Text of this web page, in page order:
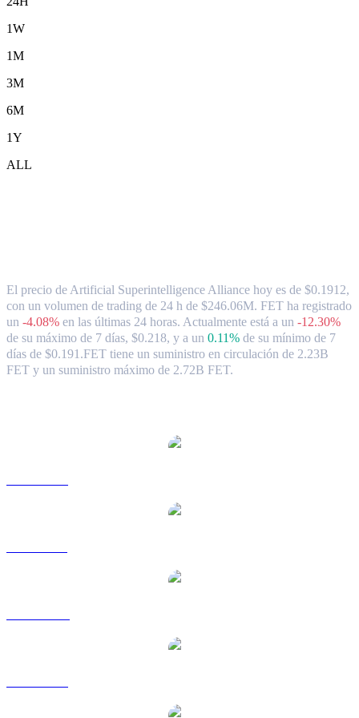
1W
1M
3M
6M
1Y
ALL
El precio de Artificial Superintelligence Alliance hoy es de $0.1912,
con un volumen de trading de 24 h de $246.06M. FET ha registrado
un -4.08% en las últimas 24 horas. Actualmente está a un -12.30%
de su máximo de 7 días, $0.218, y a un 0.11% de su mínimo de 7
días de $0.191.FET tiene un suministro en circulación de 2.23B
FET y un suministro máximo de 2.72B FET.